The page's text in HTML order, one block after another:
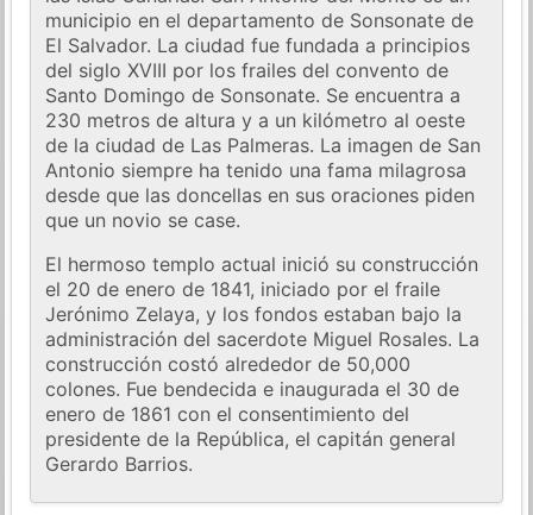
municipio en el departamento de Sonsonate de
El Salvador. La ciudad fue fundada a principios
del siglo XVIII por los frailes del convento de
Santo Domingo de Sonsonate. Se encuentra a
230 metros de altura y a un kilómetro al oeste
de la ciudad de Las Palmeras. La imagen de San
Antonio siempre ha tenido una fama milagrosa
desde que las doncellas en sus oraciones piden
que un novio se case.
El hermoso templo actual inició su construcción
el 20 de enero de 1841, iniciado por el fraile
Jerónimo Zelaya, y los fondos estaban bajo la
administración del sacerdote Miguel Rosales. La
construcción costó alrededor de 50,000
colones. Fue bendecida e inaugurada el 30 de
enero de 1861 con el consentimiento del
presidente de la República, el capitán general
Gerardo Barrios.